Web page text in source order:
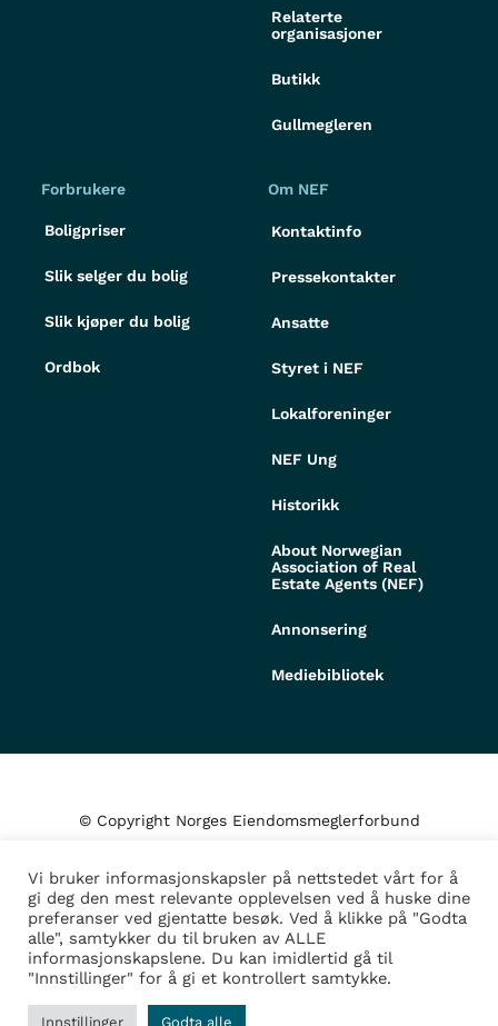
Relaterte
organisasjoner
Butikk
Gullmegleren
Forbrukere
Boligpriser
Slik selger du bolig
Slik kjøper du bolig
Ordbok
Om NEF
Kontaktinfo
Pressekontakter
Ansatte
Styret i NEF
Lokalforeninger
NEF Ung
Historikk
About Norwegian
Association of Real
Estate Agents (NEF)
Annonsering
Mediebibliotek
© Copyright Norges Eiendomsmeglerforbund
Personvern og cookies
Administrer samtykke
Design/Utvikling avFortress
Vi bruker informasjonskapsler på nettstedet vårt for å
gi deg den mest relevante opplevelsen ved å huske dine
preferanser ved gjentatte besøk. Ved å klikke på "Godta
alle", samtykker du til bruken av ALLE
informasjonskapslene. Du kan imidlertid gå til
"Innstillinger" for å gi et kontrollert samtykke.
Innstillinger Godta alle